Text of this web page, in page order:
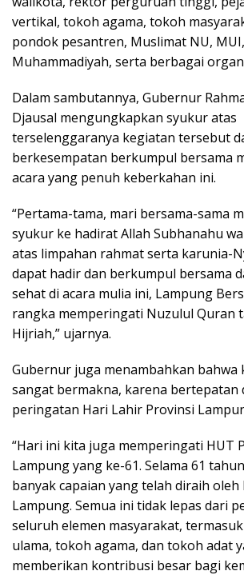
vertikal, tokoh agama, tokoh
pondok pesantren, Muslimat NU, MUI,
Muhammadiyah, serta berbagai
Dalam sambutannya, Gubernur
Djausal mengungkapkan syukur atas
terselenggaranya kegiatan tersebut
berkesempatan berkumpul bersama
acara yang penuh keberkahan ini.
“Pertama-tama, mari bersama-sama
syukur ke hadirat Allah Subhanahu wa
atas limpahan rahmat serta karunia-
dapat hadir dan berkumpul bersama
sehat di acara mulia ini, Lampung
rangka memperingati Nuzulul Quran
Hijriah,” ujarnya.
Gubernur juga menambahkan bahwa
sangat bermakna, karena bertepatan
peringatan Hari Lahir Provinsi
“Hari ini kita juga memperingati HUT
Lampung yang ke-61. Selama 61
banyak capaian yang telah diraih oleh
Lampung. Semua ini tidak lepas dari
seluruh elemen masyarakat,
ulama, tokoh agama, dan tokoh adat
memberikan kontribusi besar bagi